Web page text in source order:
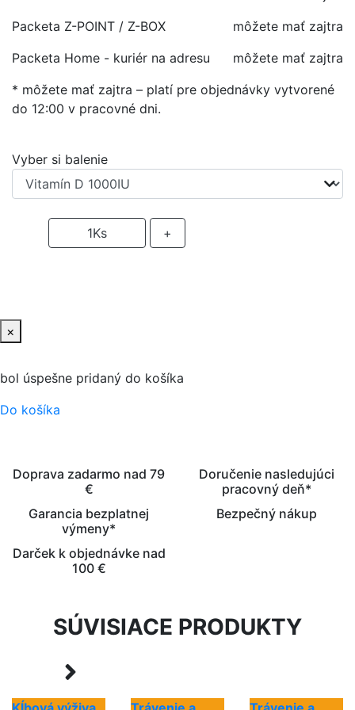
Packeta Z-POINT / Z-BOX
môžete mať zajtra
Packeta Home - kuriér na adresu
môžete mať zajtra
* môžete mať zajtra – platí pre objednávky vytvorené
do 12:00 v pracovné dni.
Vyber si balenie
1Ks +
×
bol úspešne pridaný do košíka
Do košíka
Doprava zadarmo nad 79
€
Doručenie nasledujúci
pracovný deň*
Garancia bezplatnej
výmeny*
Bezpečný nákup
Darček k objednávke nad
100 €
SÚVISIACE PRODUKTY